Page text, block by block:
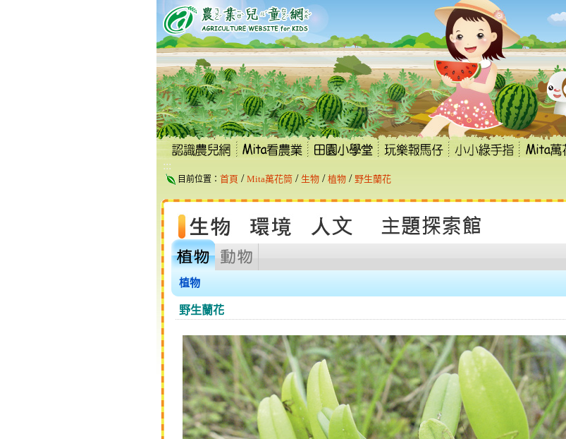
到
主
要
內
容
區
塊
:::
目前位置： 首頁 / Mita萬花筒 / 生物 / 植物 / 野生蘭花
植物
野生蘭花